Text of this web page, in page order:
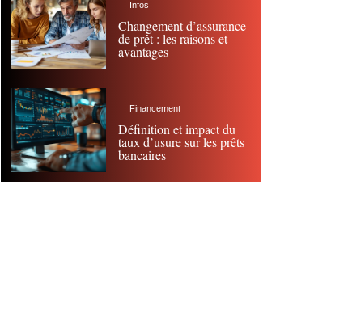
Infos
Changement d’assurance
de prêt : les raisons et
avantages
Financement
Définition et impact du
taux d’usure sur les prêts
bancaires